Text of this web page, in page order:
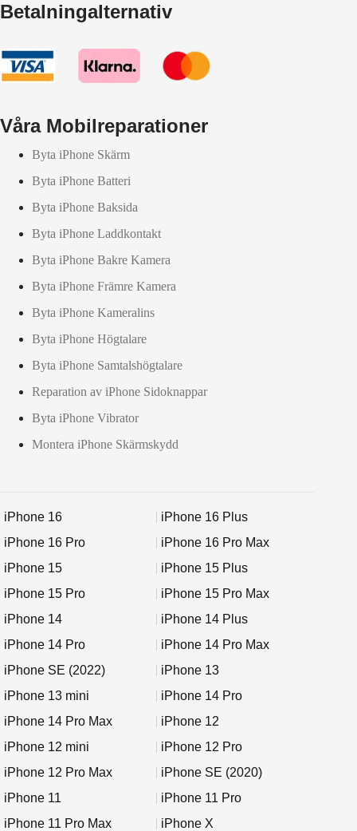
Betalningalternativ
Våra Mobilreparationer
Byta iPhone Skärm
Byta iPhone Batteri
Byta iPhone Baksida
Byta iPhone Laddkontakt
Byta iPhone Bakre Kamera
Byta iPhone Främre Kamera
Byta iPhone Kameralins
Byta iPhone Högtalare
Byta iPhone Samtalshögtalare
Reparation av iPhone Sidoknappar
Byta iPhone Vibrator
Montera iPhone Skärmskydd
iPhone 16
iPhone 16 Plus
iPhone 16 Pro
iPhone 16 Pro Max
iPhone 15
iPhone 15 Plus
iPhone 15 Pro
iPhone 15 Pro Max
iPhone 14
iPhone 14 Plus
iPhone 14 Pro
iPhone 14 Pro Max
iPhone SE (2022)
iPhone 13
iPhone 13 mini
iPhone 14 Pro
iPhone 14 Pro Max
iPhone 12
iPhone 12 mini
iPhone 12 Pro
iPhone 12 Pro Max
iPhone SE (2020)
iPhone 11
iPhone 11 Pro
iPhone 11 Pro Max
iPhone X